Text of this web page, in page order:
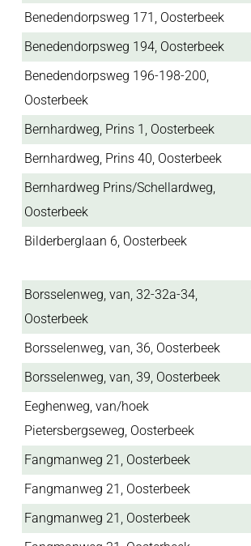
Benedendorpsweg 171, Oosterbeek
Benedendorpsweg 194, Oosterbeek
Benedendorpsweg 196-198-200,
Oosterbeek
Bernhardweg, Prins 1, Oosterbeek
Bernhardweg, Prins 40, Oosterbeek
Bernhardweg Prins/Schellardweg,
Oosterbeek
Bilderberglaan 6, Oosterbeek
Borsselenweg, van, 32-32a-34,
Oosterbeek
Borsselenweg, van, 36, Oosterbeek
Borsselenweg, van, 39, Oosterbeek
Eeghenweg, van/hoek
Pietersbergseweg, Oosterbeek
Fangmanweg 21, Oosterbeek
Fangmanweg 21, Oosterbeek
Fangmanweg 21, Oosterbeek